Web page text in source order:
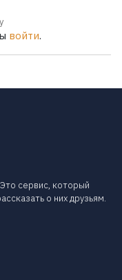
войти.
сервис, который
о них друзьям.